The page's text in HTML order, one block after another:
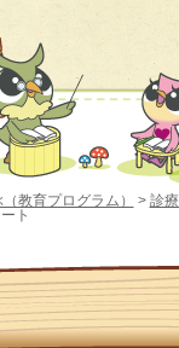
教育プログラム） > 診
ト